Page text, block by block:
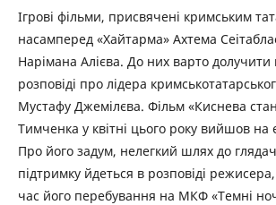
Ігрові фільми, присвячені кримським
насамперед «Хайтарма» Ахтема
Нарімана Алієва. До них варто
розповіді про лідера
Мустафу Джемілєва. Фільм «Киснева
Тимченка у квітні цього року вийшов на
Про його задум, нелегкий шлях до
підтримку йдеться в розповіді
час його перебування на МКФ «Темні